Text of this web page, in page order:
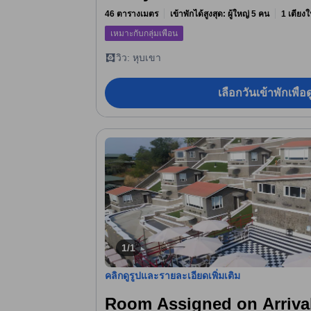
46 ตารางเมตร เข้าพักได้สูงสุด: ผู้ใหญ่ 5 คน 1 เตียง
เหมาะกับกลุ่มเพื่อน
วิว: หุบเขา
เลือกวันเข้าพักเพื่อ
1/1
คลิกดูรูปและรายละเอียดเพิ่มเติม
Room Assigned on